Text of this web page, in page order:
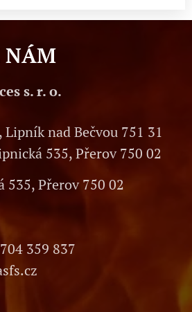
NÁM
s. r. o.
Lipník nad Bečvou 751 31
535, Přerov 750 02
535, Přerov 750 02
359 837